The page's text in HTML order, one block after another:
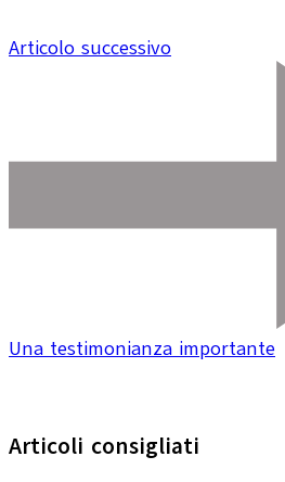
Articolo successivo
Una testimonianza importante
Articoli consigliati